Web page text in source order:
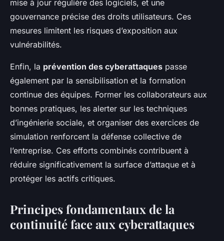
mise à jour régulière des logiciels, et une
gouvernance précise des droits utilisateurs. Ces
mesures limitent les risques d’exposition aux
vulnérabilités.
Enfin, la prévention des cyberattaques passe
également par la sensibilisation et la formation
continue des équipes. Former les collaborateurs aux
bonnes pratiques, les alerter sur les techniques
d’ingénierie sociale, et organiser des exercices de
simulation renforcent la défense collective de
l’entreprise. Ces efforts combinés contribuent à
réduire significativement la surface d’attaque et à
protéger les actifs critiques.
Principes fondamentaux de la
continuité face aux cyberattaques